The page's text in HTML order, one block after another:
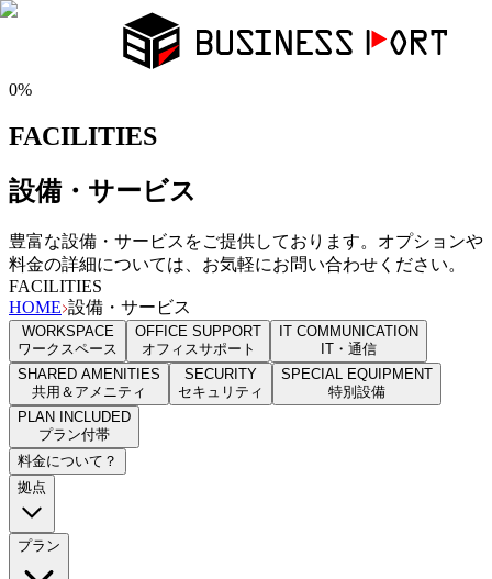
0%
FACILITIES
設備・サービス
豊富な設備・サービスをご提供しております。オプションや
料金の詳細については、お気軽にお問い合わせください。
FACILITIES
HOME 設備・サービス
WORKSPACE
ワークスペース
OFFICE SUPPORT
オフィスサポート
IT COMMUNICATION
IT・通信
SHARED AMENITIES
共用＆アメニティ
SECURITY
セキュリティ
SPECIAL EQUIPMENT
特別設備
PLAN INCLUDED
プラン付帯
料金について ？
拠点
プラン